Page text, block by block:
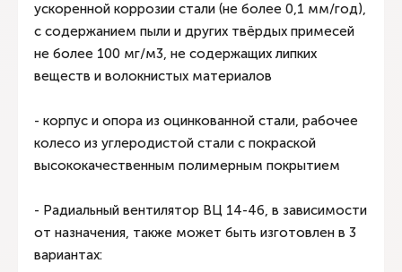
ускоренной коррозии стали (не более 0,1 мм/год),
с содержанием пыли и других твёрдых примесей
не более 100 мг/м3, не содержащих липких
веществ и волокнистых материалов
- корпус и опора из оцинкованной стали, рабочее
колесо из углеродистой стали с покраской
высококачественным полимерным покрытием
- Радиальный вентилятор ВЦ 14-46, в зависимости
от назначения, также может быть изготовлен в 3
вариантах: